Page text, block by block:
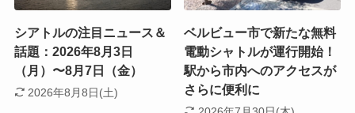
シアトルの注目ニュース＆
話題：2026年8月3日
（月）〜8月7日（金）
2026年8月8日(土)
ベルビュー市で新たな無料
電動シャトルが運行開始！
駅から市内へのアクセスが
さらに便利に